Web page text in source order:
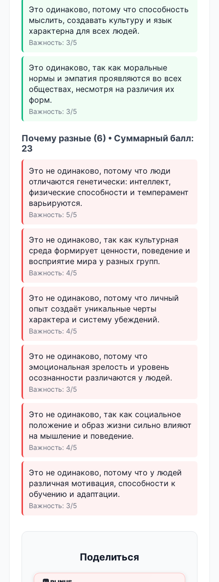
Это одинаково, потому что способность
мыслить, создавать культуру и язык
характерна для всех людей.
Важность: 3/5
Это одинаково, так как моральные
нормы и эмпатия проявляются во всех
обществах, несмотря на различия их
форм.
Важность: 3/5
Почему разные (6) • Суммарный балл:
23
Это не одинаково, потому что люди
отличаются генетически: интеллект,
физические способности и темперамент
варьируются.
Важность: 5/5
Это не одинаково, так как культурная
среда формирует ценности, поведение и
восприятие мира у разных групп.
Важность: 4/5
Это не одинаково, потому что личный
опыт создаёт уникальные черты
характера и систему убеждений.
Важность: 4/5
Это не одинаково, потому что
эмоциональная зрелость и уровень
осознанности различаются у людей.
Важность: 3/5
Это не одинаково, так как социальное
положение и образ жизни сильно влияют
на мышление и поведение.
Важность: 4/5
Это не одинаково, потому что у людей
различная мотивация, способности к
обучению и адаптации.
Важность: 3/5
Поделиться